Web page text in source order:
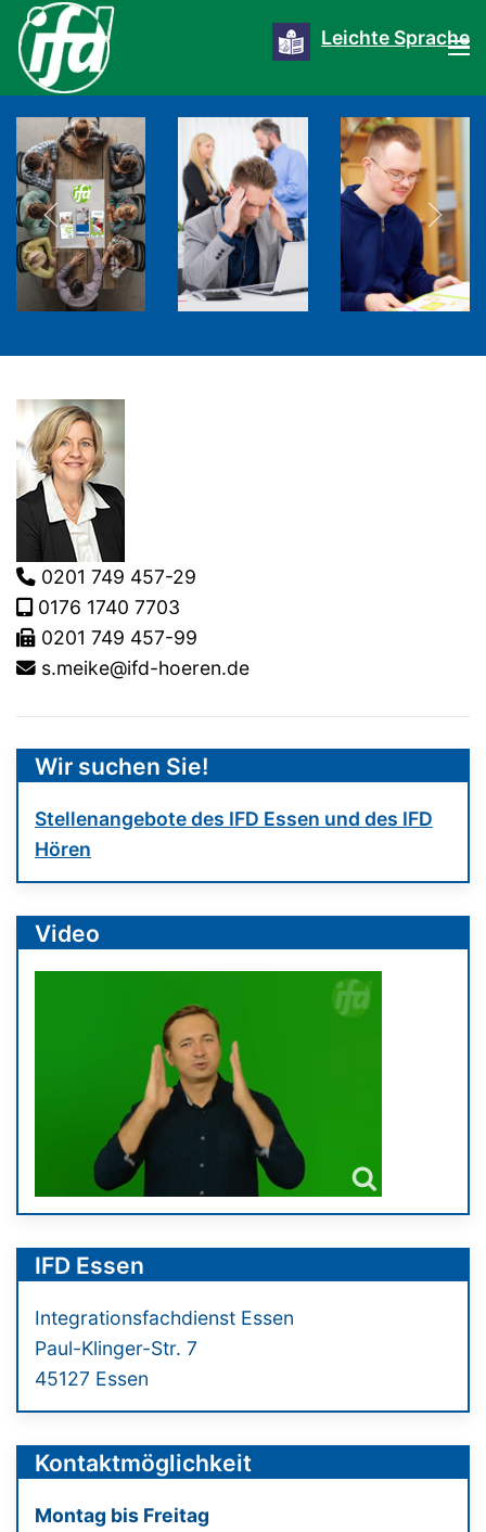
Leichte Sprache
0201 749 457-29
0176 1740 7703
0201 749 457-99
s.meike@ifd-hoeren.de
Wir suchen Sie!
Stellenangebote des IFD Essen und des IFD
Hören
Video
IFD Essen
Integrationsfachdienst Essen
Paul-Klinger-Str. 7
45127 Essen
Kontaktmöglichkeit
Montag bis Freitag